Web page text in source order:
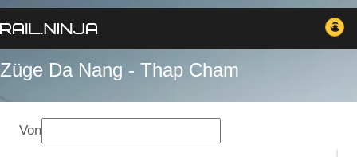
Züge Da Nang - Thap Cham
Von